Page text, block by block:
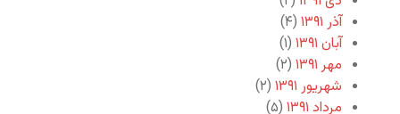
آذر ۱۳۹۱
(۴)
آبان ۱۳۹۱
(۱)
مهر ۱۳۹۱
(۲)
شهریور ۱۳۹۱
(۲)
مرداد ۱۳۹۱
(۵)